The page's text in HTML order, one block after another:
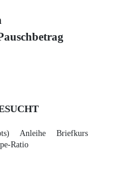
Anleihe
Briefkurs
Ratio